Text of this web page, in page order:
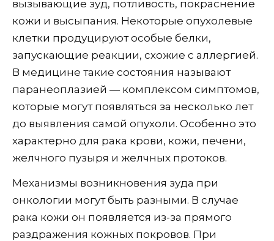
вызывающие зуд, потливость, покраснение
кожи и высыпания. Некоторые опухолевые
клетки продуцируют особые белки,
запускающие реакции, схожие с аллергией.
В медицине такие состояния называют
паранеоплазией — комплексом симптомов,
которые могут появляться за несколько лет
до выявления самой опухоли. Особенно это
характерно для рака крови, кожи, печени,
желчного пузыря и желчных протоков.
Механизмы возникновения зуда при
онкологии могут быть разными. В случае
рака кожи он появляется из-за прямого
раздражения кожных покровов. При